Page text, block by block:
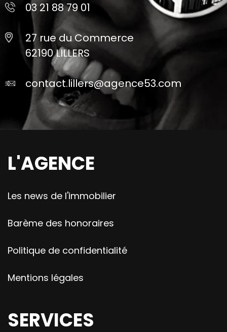
03 21 88 79 01
27 rue du Commerce
62190 LILLERS
contact.lillers@agence53.com
L'AGENCE
Les news de l'immobilier
Barème des honoraires
Politique de confidentialité
Mentions légales
SERVICES